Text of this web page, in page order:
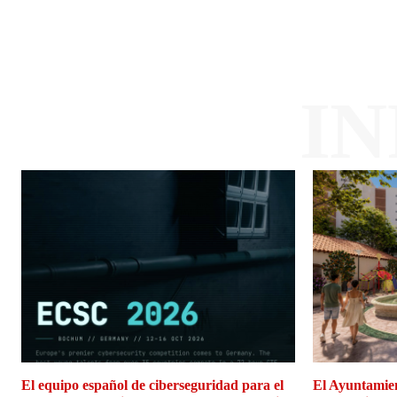
El equipo español de ciberseguridad para el
El